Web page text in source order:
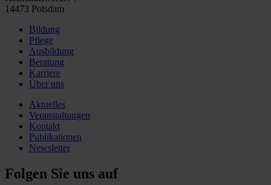
14473 Potsdam
Bildung
Pflege
Ausbildung
Beratung
Karriere
Über uns
Aktuelles
Veranstaltungen
Kontakt
Publikationen
Newsletter
Folgen Sie uns auf